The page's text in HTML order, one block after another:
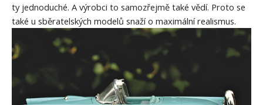
ty jednoduché. A výrobci to samozřejmě také vědí. Proto se
také u sběratelských modelů snaží o maximální realismus.